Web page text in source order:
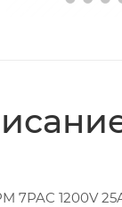
7PAC 1200V